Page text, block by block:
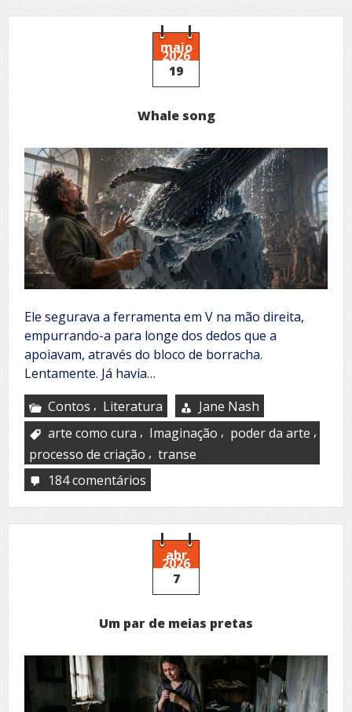
maio
2026
19
Whale song
Ele segurava a ferramenta em V na mão direita,
empurrando-a para longe dos dedos que a
apoiavam, através do bloco de borracha.
Lentamente. Já havia…
Contos , Literatura
Jane Nash
arte como cura , Imaginação , poder da arte ,
processo de criação , transe
184 comentários
song
abr
2026
7
Um par de meias pretas